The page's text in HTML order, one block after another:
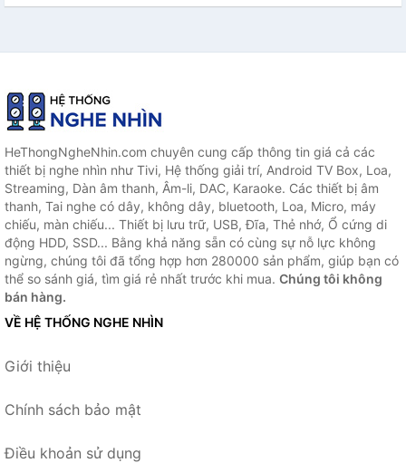
HeThongNgheNhin.com chuyên cung cấp thông tin giá cả các
thiết bị nghe nhìn như Tivi, Hệ thống giải trí, Android TV Box, Loa,
Streaming, Dàn âm thanh, Âm-li, DAC, Karaoke. Các thiết bị âm
thanh, Tai nghe có dây, không dây, bluetooth, Loa, Micro, máy
chiếu, màn chiếu... Thiết bị lưu trữ, USB, Đĩa, Thẻ nhớ, Ổ cứng di
động HDD, SSD... Bằng khả năng sẵn có cùng sự nỗ lực không
ngừng, chúng tôi đã tổng hợp hơn 280000 sản phẩm, giúp bạn có
thể so sánh giá, tìm giá rẻ nhất trước khi mua. Chúng tôi không
bán hàng.
VỀ HỆ THỐNG NGHE NHÌN
Giới thiệu
Chính sách bảo mật
Điều khoản sử dụng